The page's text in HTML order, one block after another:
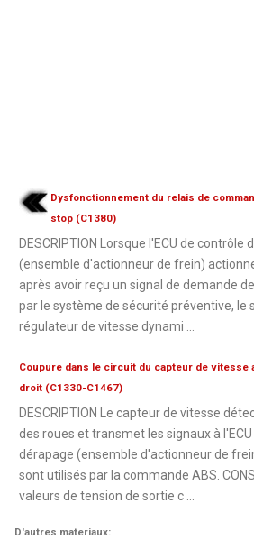
Dysfonctionnement du relais de
stop (C1380)
DESCRIPTION Lorsque l'ECU de contrôle
(ensemble d'actionneur de frein)
après avoir reçu un signal de demande
par le système de sécurité préventive, le
régulateur de vitesse dynami ...
Coupure dans le circuit du capteur de vitesse
droit (C1330-C1467)
DESCRIPTION Le capteur de vitesse
des roues et transmet les signaux à
dérapage (ensemble d'actionneur de
sont utilisés par la commande ABS.
valeurs de tension de sortie c ...
D'autres materiaux: